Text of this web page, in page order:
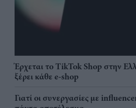
Έρχεται το TikTok Shop στην
ξέρει κάθε e-shop
Γιατί οι συνεργασίες με